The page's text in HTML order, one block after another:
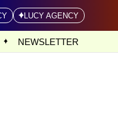
LUCY AGENCY
NEWSLETTER